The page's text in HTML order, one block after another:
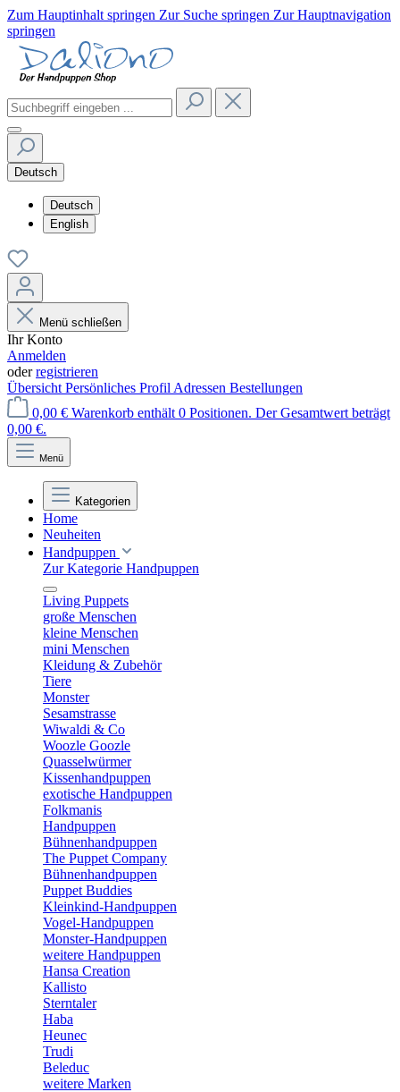
Zum Hauptinhalt springen Zur Suche springen Zur Hauptnavigation
springen
Deutsch
Deutsch
English
Menü schließen
Ihr Konto
Anmelden
oderregistrieren
Übersicht Persönliches Profil Adressen Bestellungen
0,00 € Warenkorb enthält 0 Positionen. Der Gesamtwert beträgt
0,00 €.
Menü
Kategorien
Home
Neuheiten
Handpuppen
Zur Kategorie Handpuppen
Living Puppets
große Menschen
kleine Menschen
mini Menschen
Kleidung & Zubehör
Tiere
Monster
Sesamstrasse
Wiwaldi & Co
Woozle Goozle
Quasselwürmer
Kissenhandpuppen
exotische Handpuppen
Folkmanis
Handpuppen
Bühnenhandpuppen
The Puppet Company
Bühnenhandpuppen
Puppet Buddies
Kleinkind-Handpuppen
Vogel-Handpuppen
Monster-Handpuppen
weitere Handpuppen
Hansa Creation
Kallisto
Sterntaler
Haba
Heunec
Trudi
Beleduc
weitere Marken